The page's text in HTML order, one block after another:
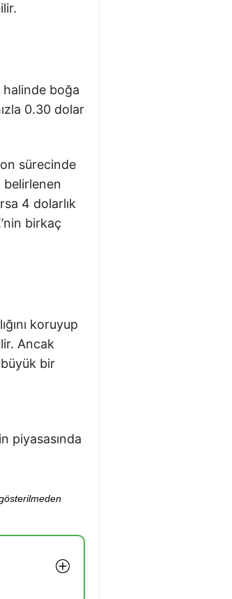
halinde boğa
0.30 dolar
sürecinde
belirlenen
4 dolarlık
birkaç
koruyup
Ancak
bir
piyasasında